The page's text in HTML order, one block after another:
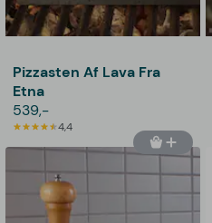
Pizzasten Af Lava Fra
Etna
539,-
4,4